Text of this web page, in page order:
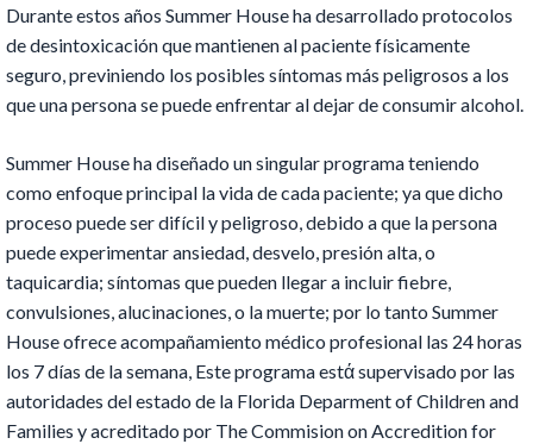
Durante estos años Summer House ha desarrollado protocolos
de desintoxicación que mantienen al paciente físicamente
seguro, previniendo los posibles síntomas más peligrosos a los
que una persona se puede enfrentar al dejar de consumir alcohol.
Summer House ha diseñado un singular programa teniendo
como enfoque principal la vida de cada paciente; ya que dicho
proceso puede ser difícil y peligroso, debido a que la persona
puede experimentar ansiedad, desvelo, presión alta, o
taquicardia; síntomas que pueden llegar a incluir fiebre,
convulsiones, alucinaciones, o la muerte; por lo tanto Summer
House ofrece acompañamiento médico profesional las 24 horas
los 7 días de la semana, Este programa estά supervisado por las
autoridades del estado de la Florida Deparment of Children and
Families y acreditado por The Commision on Accredition for